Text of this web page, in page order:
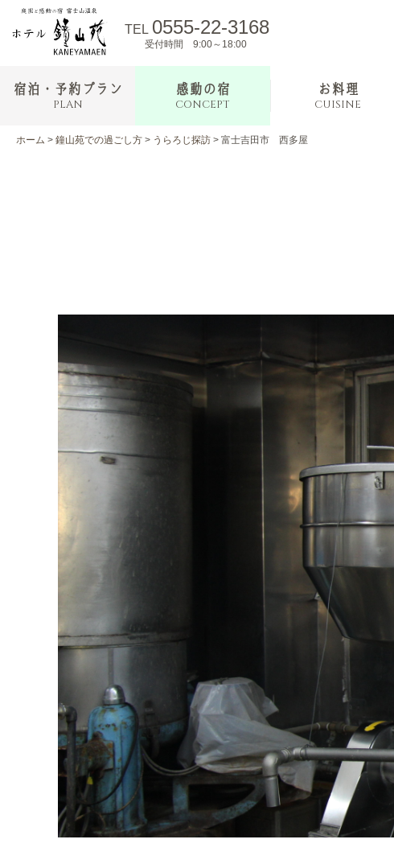
TEL 0555-22-3168
受付時間 9:00～18:00
宿泊・予約プラン
PLAN
感動の宿
CONCEPT
お料理
CUISINE
ホーム > 鐘山苑での過ごし方 > うらろじ探訪 > 富士吉田市 西多屋